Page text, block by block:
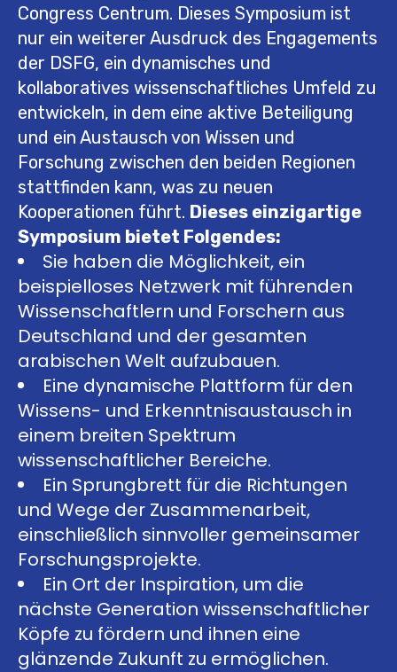
Congress Centrum. Dieses Symposium ist
nur ein weiterer Ausdruck des Engagements
der DSFG, ein dynamisches und
kollaboratives wissenschaftliches Umfeld zu
entwickeln, in dem eine aktive Beteiligung
und ein Austausch von Wissen und
Forschung zwischen den beiden Regionen
stattfinden kann, was zu neuen
Kooperationen führt. Dieses einzigartige
Symposium bietet Folgendes:
Sie haben die Möglichkeit, ein
beispielloses Netzwerk mit führenden
Wissenschaftlern und Forschern aus
Deutschland und der gesamten
arabischen Welt aufzubauen.
Eine dynamische Plattform für den
Wissens- und Erkenntnisaustausch in
einem breiten Spektrum
wissenschaftlicher Bereiche.
Ein Sprungbrett für die Richtungen
und Wege der Zusammenarbeit,
einschließlich sinnvoller gemeinsamer
Forschungsprojekte.
Ein Ort der Inspiration, um die
nächste Generation wissenschaftlicher
Köpfe zu fördern und ihnen eine
glänzende Zukunft zu ermöglichen.